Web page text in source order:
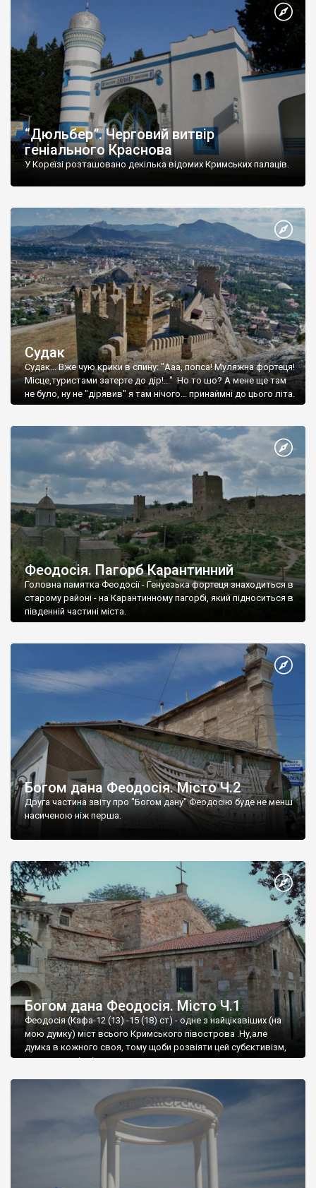
“Дюльбер”. Черговий витвір
геніального Краснова
У Кореїзі розташовано декілька відомих Кримських палаців.
Судак
Судак... Вже чую крики в спину: "Ааа, попса! Муляжна фортеця!
Місце,туристами затерте до дір!..." Но то шо? А мене ще там
не було, ну не "дірявив" я там нічого... принаймні до цього літа.
Феодосія. Пагорб Карантинний
Головна памятка Феодосії - Генуезька фортеця знаходиться в
старому районі - на Карантинному пагорбі, який підноситься в
південній частині міста.
Богом дана Феодосія. Місто Ч.2
Друга частина звіту про "Богом дану" Феодосію буде не менш
насиченою ніж перша.
Богом дана Феодосія. Місто Ч.1
Феодосія (Кафа-12 (13) -15 (18) ст) - одне з найцікавіших (на
мою думку) міст всього Кримського півострова .Ну,але
думка в кожного своя, тому щоби розвіяти цей субєктивізм,
запрошую відвідати це